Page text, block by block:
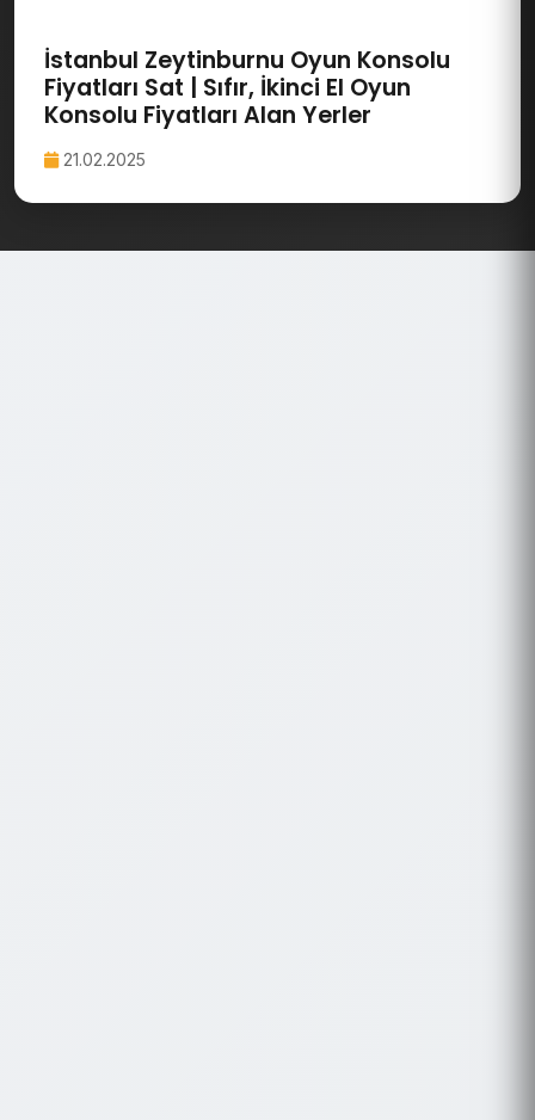
İstanbul Zeytinburnu Oyun Konsolu
Fiyatları Sat | Sıfır, İkinci El Oyun
Konsolu Fiyatları Alan Yerler
21.02.2025